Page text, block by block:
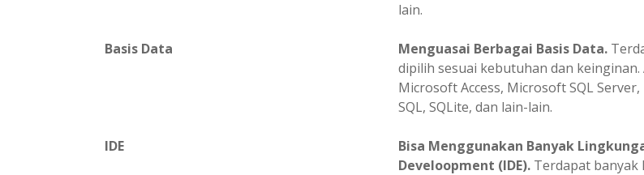
lain.
Basis Data Menguasai Berbagai Basis Data.
dipilih sesuai kebutuhan dan keinginan.
Microsoft Access, Microsoft SQL
SQL, SQLite, dan lain-lain.
IDE
Bisa Menggunakan Banyak
Develoopment (IDE). Terdapat